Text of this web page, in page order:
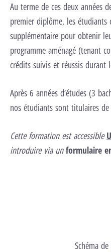
Au terme de ces deux années
premier diplôme, les étudiants
supplémentaire pour obtenir
programme aménagé (tenant
crédits suivis et réussis durant
Après 6 années d’études (3
nos étudiants sont titulaires
Cette formation est accessible
introduire via unformulaire
Schéma